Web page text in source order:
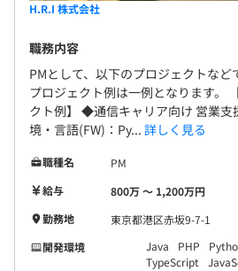
H.R.I 株式会社
職務内容
PMとして、以下のプロジェクトなど
プロジェクト例は一例となります。
クト例】 ◆通信キャリア向け 営業
境・言語(FW)：Py... 詳しく見る
職種名
PM
給与
800万 〜 1,200万円
勤務地
東京都港区赤坂9-7-1
開発環境
Java PHP
TypeScript